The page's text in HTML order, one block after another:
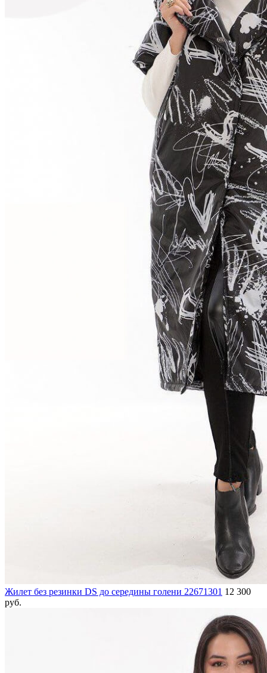
Жилет без резинки DS до середины голени 22671301 12 300
руб.